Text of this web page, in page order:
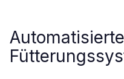
Automatisierte